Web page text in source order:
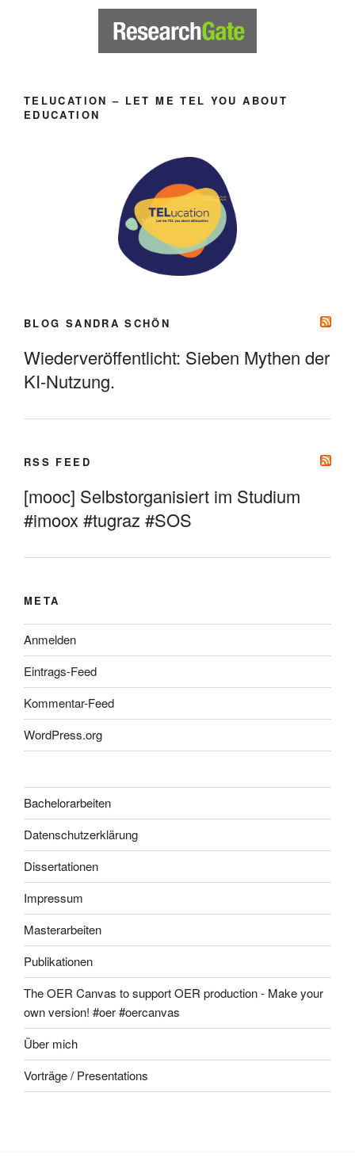
TELUCATION – LET ME TEL YOU ABOUT
EDUCATION
BLOG SANDRA SCHÖN
Wiederveröffentlicht: Sieben Mythen der
KI-Nutzung.
RSS FEED
[mooc] Selbstorganisiert im Studium
#imoox #tugraz #SOS
META
Anmelden
Eintrags-Feed
Kommentar-Feed
WordPress.org
Bachelorarbeiten
Datenschutzerklärung
Dissertationen
Impressum
Masterarbeiten
Publikationen
The OER Canvas to support OER production - Make your
own version! #oer #oercanvas
Über mich
Vorträge / Presentations